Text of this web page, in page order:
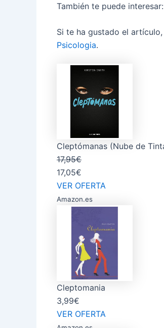
También te puede interesar:
Si te ha gustado el
Psicologia.
Cleptómanas (Nube de
17,95€
17,05€
VER OFERTA
Amazon.es
Cleptomania
3,99€
VER OFERTA